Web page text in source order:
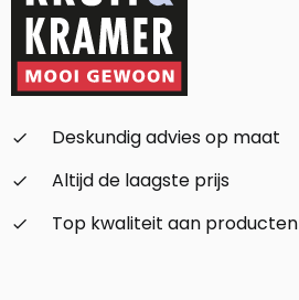
check_small
Deskundig advies op maat
check_small
Altijd de laagste prijs
check_small
Top kwaliteit aan producten